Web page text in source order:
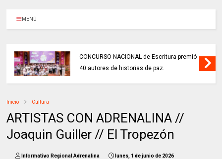
MENÚ
CONCURSO NACIONAL de Escritura premió
40 autores de historias de paz.
Inicio Cultura
ARTISTAS CON ADRENALINA //
Joaquin Guiller // El Tropezón
Informativo Regional Adrenalina lunes, 1 de junio de 2026